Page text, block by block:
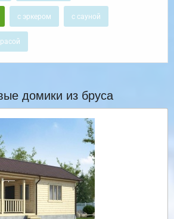
с эркером с сауной
домики из бруса